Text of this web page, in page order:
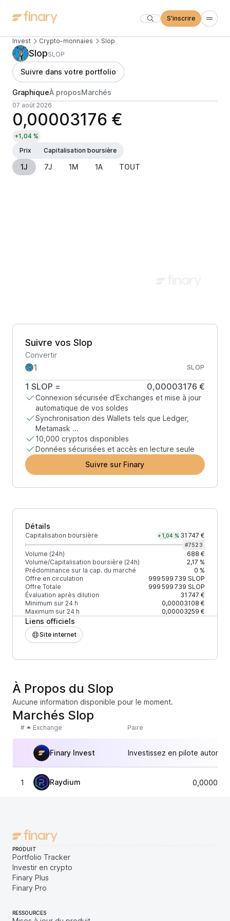
S'inscrire
Invest Crypto-monnaies Slop
SlopSLOP
Suivre dans votre portfolio
GraphiqueÀ proposMarchés
07 août 2026
0,00003176 €
+1,04 %
Prix
Capitalisation boursière
1J 7J 1M 1A TOUT
Suivre vos Slop
Convertir
SLOP
1 SLOP = 0,00003176 €
Connexion sécurisée d’Exchanges et mise à jour
automatique de vos soldes
Synchronisation des Wallets tels que Ledger,
Metamask ...
10,000 cryptos disponibles
Données sécurisées et accès en lecture seule
Suivre sur Finary
Détails
Capitalisation boursière +1,04 % 31 747 €
#7523
Volume (24h)
688 €
Volume/Capitalisation boursière (24h)
2,17 %
Prédominance sur la cap. du marché
0 %
Offre en circulation
999 599 739 SLOP
Offre Totale
999 599 739 SLOP
Évaluation après dilution
31 747 €
Minimum sur 24 h
0,00003108 €
Maximum sur 24 h
0,00003259 €
Liens officiels
Site internet
À Propos du Slop
Aucune information disponible pour le moment.
Marchés Slop
# Exchange Paire
Finary Invest Investissez en pilote
1 Raydium
PRODUIT
Portfolio Tracker
Investir en crypto
Finary Plus
Finary Pro
RESSOURCES